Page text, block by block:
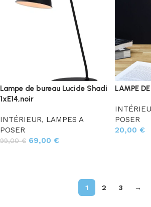
Lampe de bureau Lucide Shadi
1xE14,noir
INTÉRIEUR, LAMPES A
POSER
99,00€ 69,00 €
LAMPE
POSER
20,00 €
1 2 3 →